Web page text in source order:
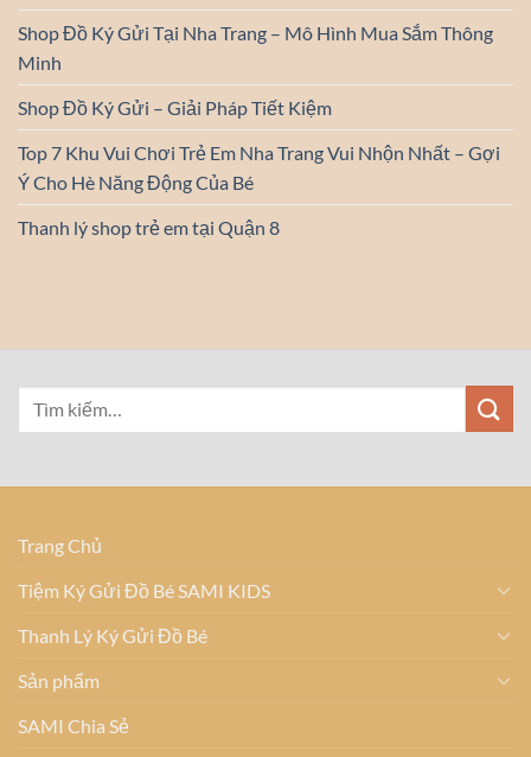
Shop Đồ Ký Gửi Tại Nha Trang – Mô Hình Mua Sắm Thông
Minh
Shop Đồ Ký Gửi – Giải Pháp Tiết Kiệm
Top 7 Khu Vui Chơi Trẻ Em Nha Trang Vui Nhộn Nhất – Gợi
Ý Cho Hè Năng Động Của Bé
Thanh lý shop trẻ em tại Quận 8
Trang Chủ
Tiệm Ký Gửi Đồ Bé SAMI KIDS
Thanh Lý Ký Gửi Đồ Bé
Sản phẩm
SAMI Chia Sẻ